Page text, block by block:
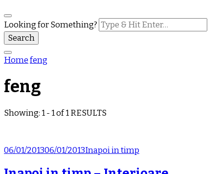
Looking for Something?
Homefeng
feng
Showing: 1 - 1 of 1 RESULTS
06/01/201306/01/2013Inapoi in timp